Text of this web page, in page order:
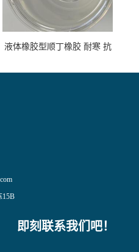
液体橡胶型顺丁橡胶 耐寒 抗
15B
即刻联系我们吧！